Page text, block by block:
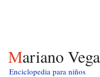
Mariano
Enciclopedia para niños